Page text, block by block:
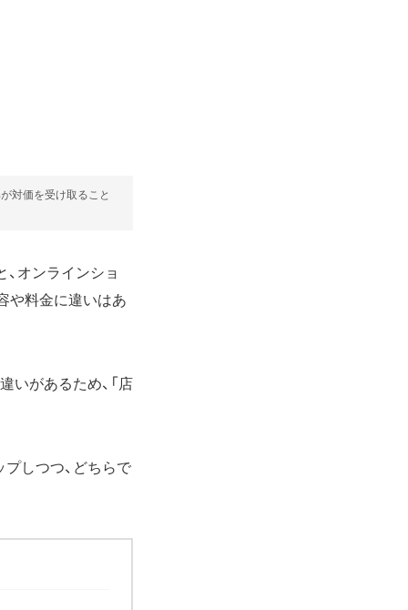
対価を受け取ること
オンラインショ
や料金に違いはあ
いがあるため、「店
しつつ、どちらで